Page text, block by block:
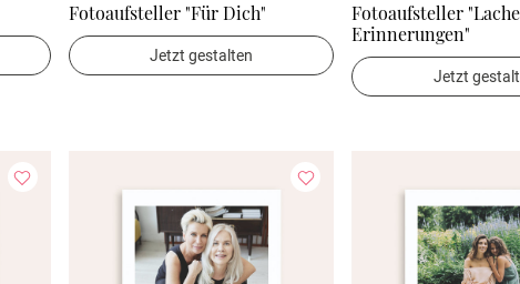
Fotoaufsteller "Für Dich"
Jetzt gestalten
Fotoaufsteller
Erinnerungen"
Jetzt